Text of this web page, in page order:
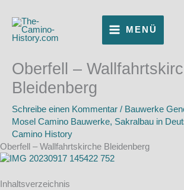
Inhalt
springen
MENÜ
Oberfell –
Bleidenberg
Schreibe einen Kommentar / Bauwerke
Mosel Camino Bauwerke, Sakralbau in
Camino History
Oberfell – Wallfahrtskirche Bleidenberg
Inhaltsverzeichnis